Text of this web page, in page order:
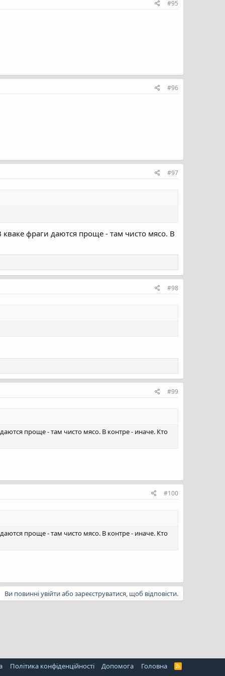
#95
#96
#97
фраги даются проще - там чисто мясо. В
#98
#99
проще - там чисто мясо. В контре - иначе. Кто
#100
проще - там чисто мясо. В контре - иначе. Кто
Ви повинні увійти або зареєструватися, щоб відповісти.
Політика конфіденційності Дoпoмoга Головна
R